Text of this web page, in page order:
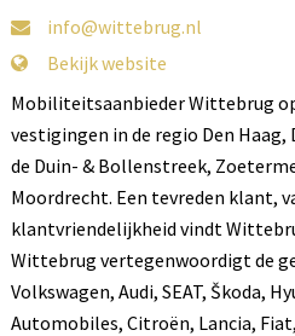
info@wittebrug.nl
Bekijk website
Mobiliteitsaanbieder Wittebrug
vestigingen in de regio Den
de Duin- & Bollenstreek,
Moordrecht. Een tevreden klant,
klantvriendelijkheid vindt
Wittebrug vertegenwoordigt de
Volkswagen, Audi, SEAT, Škoda,
Automobiles, Citroën, Lancia,